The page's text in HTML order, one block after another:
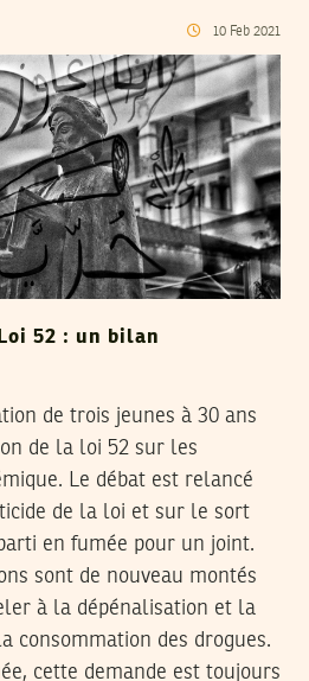
10 Feb 2021
52 : un bilan
de trois jeunes à 30 ans
de la loi 52 sur les
Le débat est relancé
de la loi et sur le sort
en fumée pour un joint.
sont de nouveau montés
à la dépénalisation et la
consommation des drogues.
cette demande est toujours